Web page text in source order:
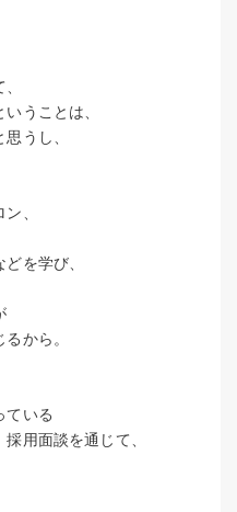
うことは、
うし、
、
を学び、
から。
ている
用面談を通じて、